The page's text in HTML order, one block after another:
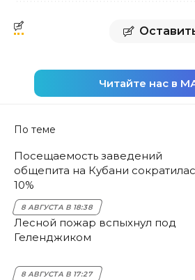
Читайте нас в
По теме
Посещаемость заведений
общепита на Кубани
10%
8 АВГУСТА В 18:38
Лесной пожар вспыхнул под
Геленджиком
8 АВГУСТА В 17:27